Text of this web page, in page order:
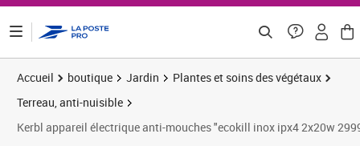
Accueil boutique Jardin
Plantes et soins des végétaux
Terreau, anti-nuisible
Kerbl appareil électrique anti-mouches "ecokill inox ipx4 2x20w